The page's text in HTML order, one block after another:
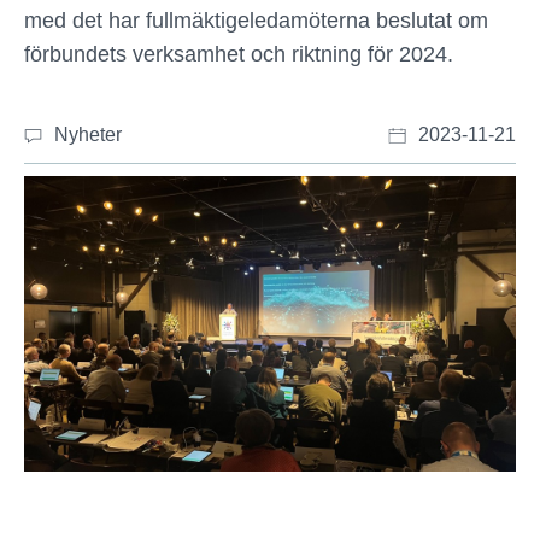
med det har fullmäktigeledamöterna beslutat om
förbundets verksamhet och riktning för 2024.
Nyheter 2023-11-21